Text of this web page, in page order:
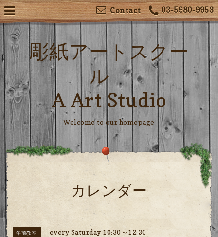
03-5980-9953
Contact
彫紙アートスクー
ル
A Art Studio
Welcome to our homepage
カレンダー
午前教室 every Saturday 10:30～12:30